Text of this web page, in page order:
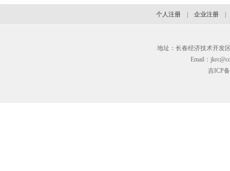
个人注册 企业注册
地址：长春经济技术开发
Email：
吉ICP